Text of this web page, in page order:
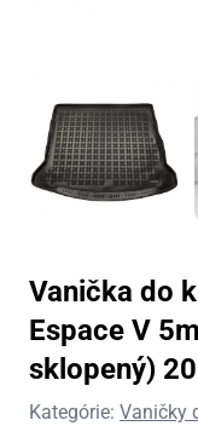
Vanička do
Espace V
sklopený)
Kategórie: Vaničky